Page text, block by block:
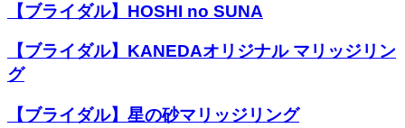
【ブライダル】HOSHI no SUNA
【ブライダル】KANEDAオリジナル マリッジリン
グ
【ブライダル】星の砂マリッジリング